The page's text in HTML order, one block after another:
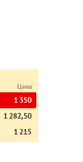
Цена
1 350
1 282,50
1 215